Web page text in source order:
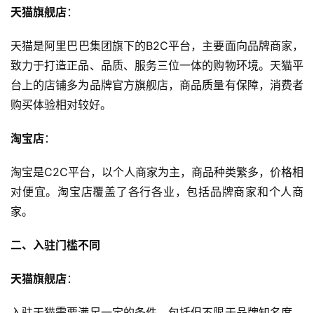
天猫旗舰店：
天猫是阿里巴巴集团旗下的B2C平台，主要面向品牌商家，
致力于打造正品、品质、服务三位一体的购物环境。天猫平
台上的店铺多为品牌官方旗舰店，商品质量有保障，消费者
购买体验相对较好。
淘宝店：
淘宝是C2C平台，以个人商家为主，商品种类繁多，价格相
对便宜。淘宝店覆盖了各行各业，包括品牌商家和个人商
家。
二、入驻门槛不同
天猫旗舰店：